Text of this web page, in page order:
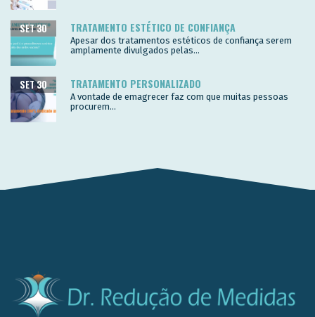
TRATAMENTO ESTÉTICO DE CONFIANÇA
SET 30
Apesar dos tratamentos estéticos de confiança serem
amplamente divulgados pelas...
TRATAMENTO PERSONALIZADO
SET 30
A vontade de emagrecer faz com que muitas pessoas
procurem...